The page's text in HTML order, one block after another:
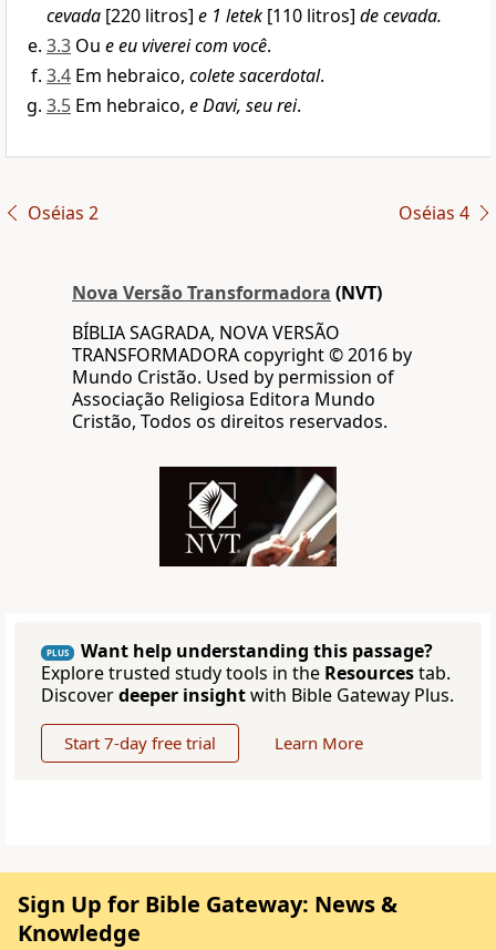
cevada [220 litros] e 1 letek [110 litros] de cevada.
3.3 Ou e eu viverei com você.
3.4 Em hebraico, colete sacerdotal.
3.5 Em hebraico, e Davi, seu rei.
Oséias 2 Oséias 4
Nova Versão Transformadora (NVT)
BÍBLIA SAGRADA, NOVA VERSÃO
TRANSFORMADORA copyright © 2016 by
Mundo Cristão. Used by permission of
Associação Religiosa Editora Mundo
Cristão, Todos os direitos reservados.
PLUS
Want help understanding this passage?
Explore trusted study tools in the Resourcestab.
Discoverdeeper insightwith Bible Gateway Plus.
Start 7-day free trial Learn More
Sign Up for Bible Gateway: News &
Knowledge